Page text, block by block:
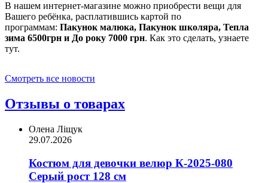
В нашем интернет-магазине можно приобрести вещи для
Вашего ребёнка, расплатившись картой по
программам: Пакунок малюка, Пакунок школяра, Тепла
зима 6500грн и До року 7000 грн. Как это сделать, узнаете
тут.
Смотреть все новости
Отзывы о товарах
Олена Ліщук
29.07.2026
Костюм для девочки велюр К-2025-080
Серый рост 128 см